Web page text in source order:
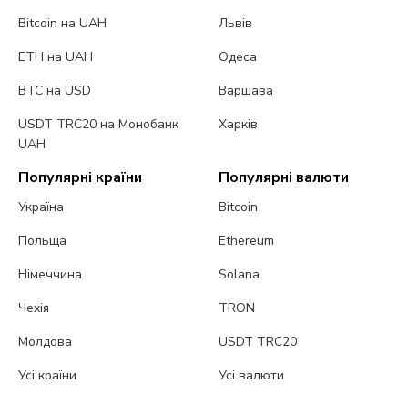
Bitcoin на UAH
ETH на UAH
BTC на USD
USDT TRC20 на Монобанк
UAH
Львів
Одеса
Варшава
Харків
Популярні країни
Україна
Польща
Німеччина
Чехія
Молдова
Усі країни
Популярні валюти
Bitcoin
Ethereum
Solana
TRON
USDT TRC20
Усі валюти